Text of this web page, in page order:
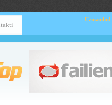
Uzmanību!